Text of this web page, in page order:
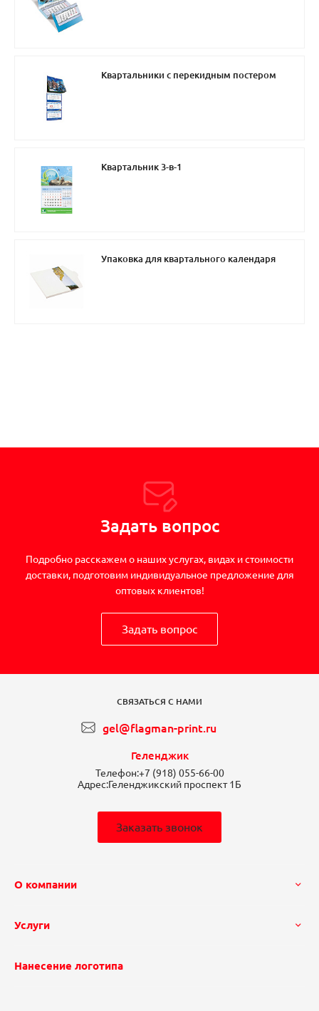
Квартальники с перекидным постером
Квартальник 3-в-1
Упаковка для квартального календаря
Задать вопрос
Подробно расскажем о наших услугах, видах и стоимости
доставки, подготовим индивидуальное предложение для
оптовых клиентов!
Задать вопрос
СВЯЗАТЬСЯ С НАМИ
gel@flagman-print.ru
Геленджик
Телефон:+7 (918) 055-66-00
Адрес:Геленджикский проспект 1Б
Заказать звонок
О компании
Услуги
Нанесение логотипа